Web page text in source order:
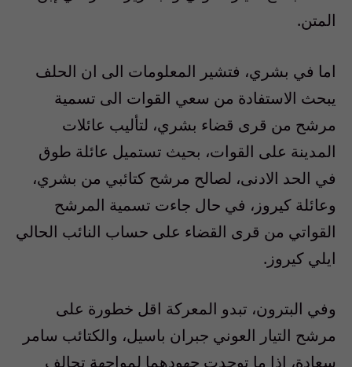
المتن.
اما في بشري، فتشير المعلومات الى ان الحلف
يبحث الاستفادة من سعي القوات الى تسمية
مرشح من قرى قضاء بشري، لتأليب عائلات
المدينة على القوات، بحيث تستميل عائلة طوق
في الحد الادنى، لصالح مرشح كتائبي من بشري،
وعائلة كيروز، في حال جاءت تسمية المرشح
القواتي من قرى القضاء على حساب النائب الحالي
ايلي كيروز.
وفي البترون، تبدو المعركة اقل خطورة على
مرشح التيار العوني جبران باسيل، والكتائب سامر
سعادة، إذا ما توحدت جهودهما لمواجهة تحالف